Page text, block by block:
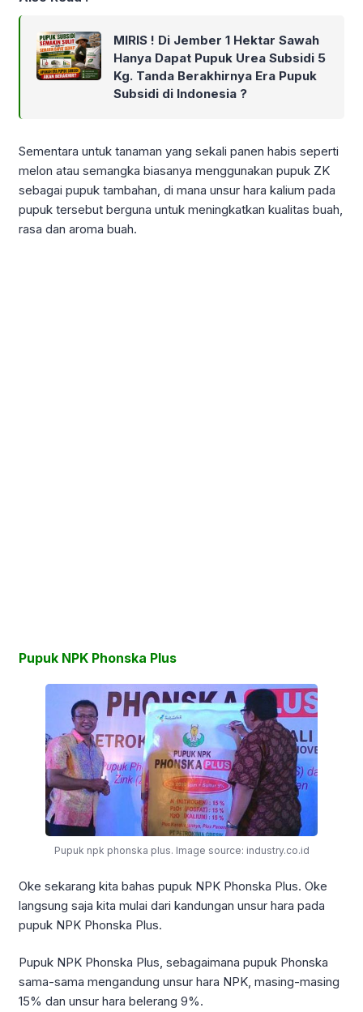
MIRIS ! Di Jember 1 Hektar Sawah
Hanya Dapat Pupuk Urea Subsidi 5
Kg. Tanda Berakhirnya Era Pupuk
Subsidi di Indonesia ?
Sementara untuk tanaman yang sekali panen habis seperti
melon atau semangka biasanya menggunakan pupuk ZK
sebagai pupuk tambahan, di mana unsur hara kalium pada
pupuk tersebut berguna untuk meningkatkan kualitas buah,
rasa dan aroma buah.
Pupuk NPK Phonska Plus
Pupuk npk phonska plus. Image source: industry.co.id
Oke sekarang kita bahas pupuk NPK Phonska Plus. Oke
langsung saja kita mulai dari kandungan unsur hara pada
pupuk NPK Phonska Plus.
Pupuk NPK Phonska Plus, sebagaimana pupuk Phonska
sama-sama mengandung unsur hara NPK, masing-masing
15% dan unsur hara belerang 9%.